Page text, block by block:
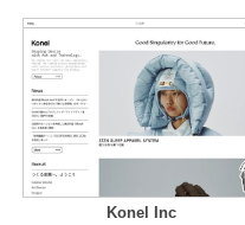
Konel Inc